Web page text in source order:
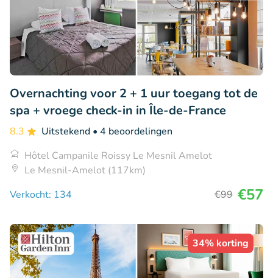
Overnachting voor 2 + 1 uur toegang tot de
spa + vroege check-in in Île-de-France
8.3 Uitstekend • 4 beoordelingen
Hôtel Campanile Roissy Le Mesnil Amelot
Le Mesnil-Amelot (117km)
Verkocht: 134
€99 €57
34% korting